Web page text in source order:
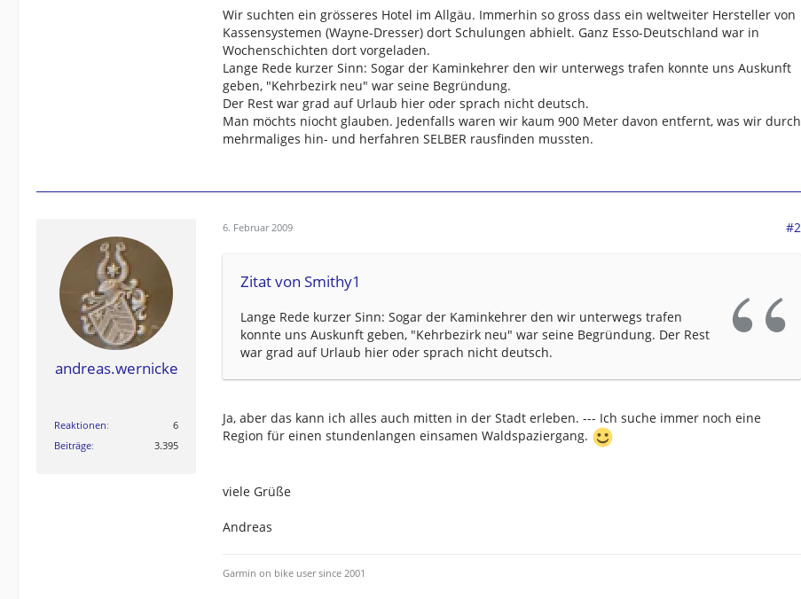
Wir suchten ein grösseres Hotel im Allgäu. Immerhin so gross dass ein weltweiter Hersteller von
Kassensystemen (Wayne-Dresser) dort Schulungen abhielt. Ganz Esso-Deutschland war in
Wochenschichten dort vorgeladen.
Lange Rede kurzer Sinn: Sogar der Kaminkehrer den wir unterwegs trafen konnte uns Auskunft
geben, "Kehrbezirk neu" war seine Begründung.
Der Rest war grad auf Urlaub hier oder sprach nicht deutsch.
Man möchts niocht glauben. Jedenfalls waren wir kaum 900 Meter davon entfernt, was wir durch
mehrmaliges hin- und herfahren SELBER rausfinden mussten.
andreas.wernicke
Reaktionen
6
Beiträge
3.395
6. Februar 2009 #2
Zitat von Smithy1
Lange Rede kurzer Sinn: Sogar der Kaminkehrer den wir unterwegs trafen
konnte uns Auskunft geben, "Kehrbezirk neu" war seine Begründung. Der Rest
war grad auf Urlaub hier oder sprach nicht deutsch.
Ja, aber das kann ich alles auch mitten in der Stadt erleben. --- Ich suche immer noch eine
Region für einen stundenlangen einsamen Waldspaziergang.
viele Grüße
Andreas
Garmin on bike user since 2001